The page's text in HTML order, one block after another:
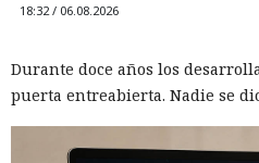
18:32 / 06.08.2026
Durante doce años los
puerta entreabierta. Nadie se